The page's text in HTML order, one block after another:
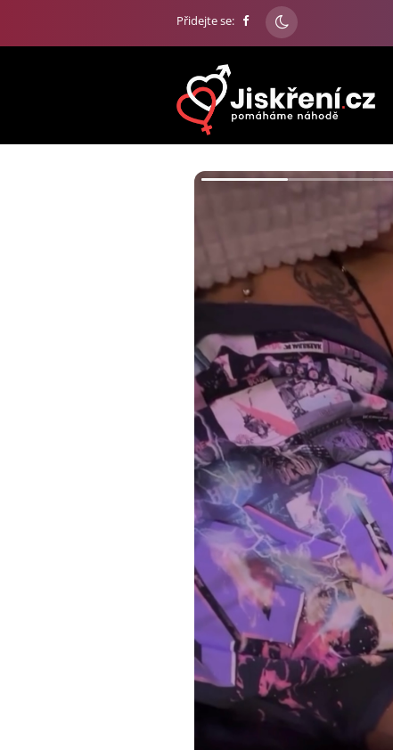
Přidejte se: